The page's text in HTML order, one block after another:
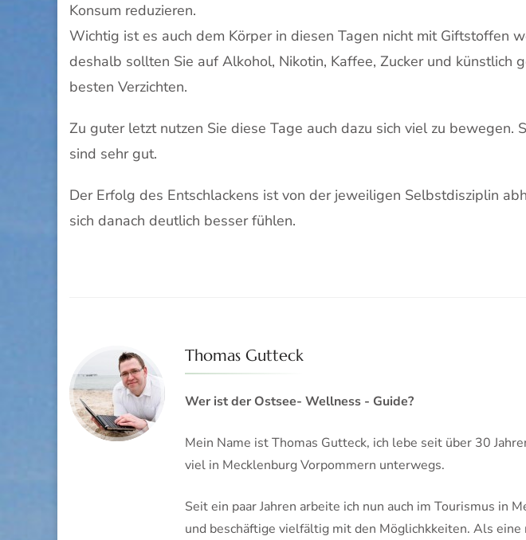
Konsum reduzieren.
Wichtig ist es auch dem Körper in diesen Tagen nicht mit Giftstoffen
deshalb sollten Sie auf Alkohol, Nikotin, Kaffee, Zucker und künstlich
besten Verzichten.
Zu guter letzt nutzen Sie diese Tage auch dazu sich viel zu bewegen.
sind sehr gut.
Der Erfolg des Entschlackens ist von der jeweiligen Selbstdisziplin
sich danach deutlich besser fühlen.
Thomas Gutteck
Wer ist der Ostsee- Wellness - Guide?
Mein Name ist Thomas Gutteck, ich lebe seit über 30
viel in Mecklenburg Vorpommern unterwegs.
Seit ein paar Jahren arbeite ich nun auch im Tourismus in
und beschäftige vielfältig mit den Möglichkkeiten. Als eine